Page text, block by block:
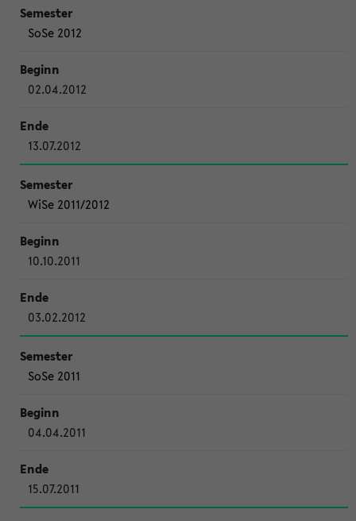
SoSe 2012
02.04.2012
13.07.2012
WiSe 2011/2012
10.10.2011
03.02.2012
SoSe 2011
04.04.2011
15.07.2011